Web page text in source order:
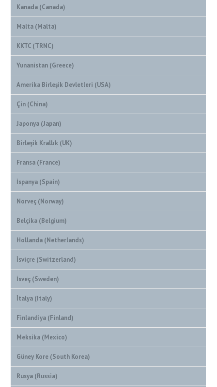
Kanada (Canada)
Malta (Malta)
KKTC (TRNC)
Yunanistan (Greece)
Amerika Birleşik Devletleri (USA)
Çin (China)
Japonya (Japan)
Birleşik Krallık (UK)
Fransa (France)
İspanya (Spain)
Norveç (Norway)
Belçika (Belgium)
Hollanda (Netherlands)
İsviçre (Switzerland)
İsveç (Sweden)
İtalya (Italy)
Finlandiya (Finland)
Meksika (Mexico)
Güney Kore (South Korea)
Rusya (Russia)